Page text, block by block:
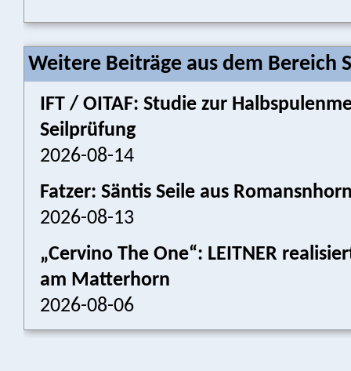
Weitere Beiträge aus dem Bereich
IFT / OITAF: Studie zur
Seilprüfung
2026-08-14
Fatzer: Säntis Seile aus
2026-08-13
„Cervino The One“: LEITNER
am Matterhorn
2026-08-06